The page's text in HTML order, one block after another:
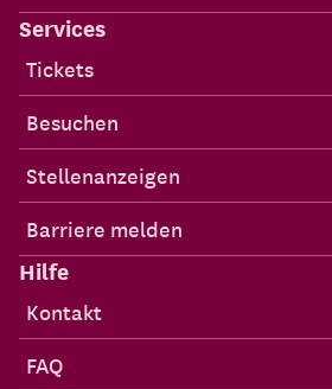
Services
Tickets
Besuchen
Stellenanzeigen
Barriere melden
Hilfe
Kontakt
FAQ